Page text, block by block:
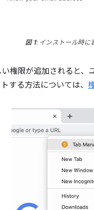
図 1: インストール時に
い権限が追加されると、
する方法については、